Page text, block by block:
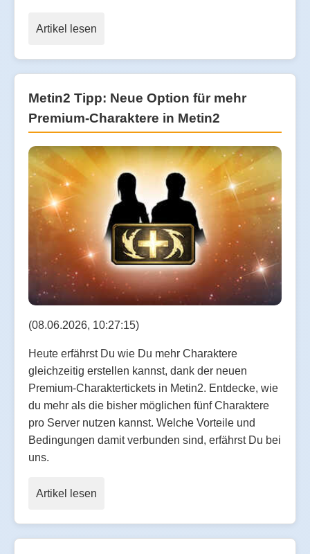
Artikel lesen
Metin2 Tipp: Neue Option für mehr
Premium-Charaktere in Metin2
(08.06.2026, 10:27:15)
Heute erfährst Du wie Du mehr Charaktere
gleichzeitig erstellen kannst, dank der neuen
Premium-Charaktertickets in Metin2. Entdecke, wie
du mehr als die bisher möglichen fünf Charaktere
pro Server nutzen kannst. Welche Vorteile und
Bedingungen damit verbunden sind, erfährst Du bei
uns.
Artikel lesen